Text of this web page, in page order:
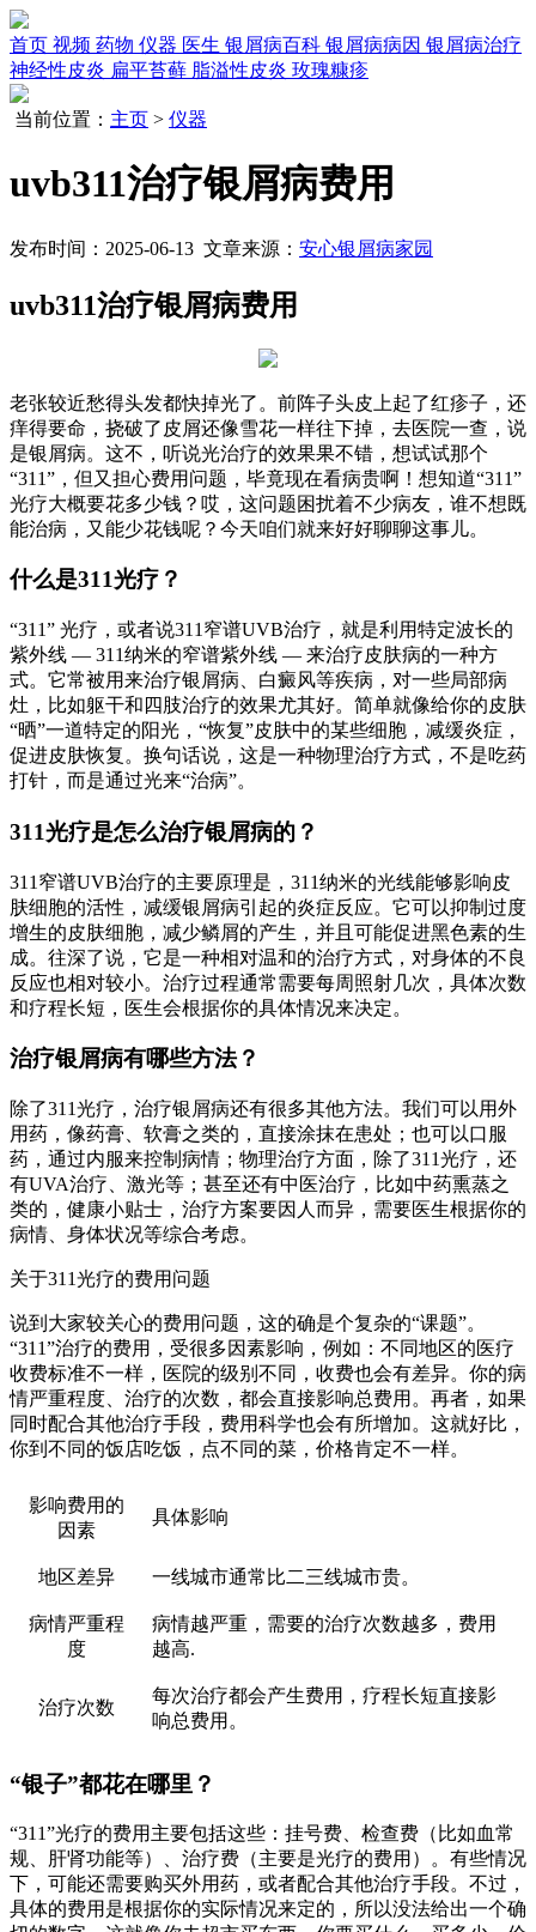
首页 视频 药物 仪器 医生 银屑病百科 银屑病病因 银屑病治疗
神经性皮炎 扁平苔藓 脂溢性皮炎 玫瑰糠疹
当前位置： 主页 > 仪器
uvb311治疗银屑病费用
发布时间：2025-06-13 文章来源： 安心银屑病家园
uvb311治疗银屑病费用
老张较近愁得头发都快掉光了。前阵子头皮上起了红疹子，还
痒得要命，挠破了皮屑还像雪花一样往下掉，去医院一查，说
是银屑病。这不，听说光治疗的效果果不错，想试试那个
“311”，但又担心费用问题，毕竟现在看病贵啊！想知道“311”
光疗大概要花多少钱？哎，这问题困扰着不少病友，谁不想既
能治病，又能少花钱呢？今天咱们就来好好聊聊这事儿。
什么是311光疗？
“311” 光疗，或者说311窄谱UVB治疗，就是利用特定波长的
紫外线 — 311纳米的窄谱紫外线 — 来治疗皮肤病的一种方
式。它常被用来治疗银屑病、白癜风等疾病，对一些局部病
灶，比如躯干和四肢治疗的效果尤其好。简单就像给你的皮肤
“晒”一道特定的阳光，“恢复”皮肤中的某些细胞，减缓炎症，
促进皮肤恢复。换句话说，这是一种物理治疗方式，不是吃药
打针，而是通过光来“治病”。
311光疗是怎么治疗银屑病的？
311窄谱UVB治疗的主要原理是，311纳米的光线能够影响皮
肤细胞的活性，减缓银屑病引起的炎症反应。它可以抑制过度
增生的皮肤细胞，减少鳞屑的产生，并且可能促进黑色素的生
成。往深了说，它是一种相对温和的治疗方式，对身体的不良
反应也相对较小。治疗过程通常需要每周照射几次，具体次数
和疗程长短，医生会根据你的具体情况来决定。
治疗银屑病有哪些方法？
除了311光疗，治疗银屑病还有很多其他方法。我们可以用外
用药，像药膏、软膏之类的，直接涂抹在患处；也可以口服
药，通过内服来控制病情；物理治疗方面，除了311光疗，还
有UVA治疗、激光等；甚至还有中医治疗，比如中药熏蒸之
类的，健康小贴士，治疗方案要因人而异，需要医生根据你的
病情、身体状况等综合考虑。
关于311光疗的费用问题
说到大家较关心的费用问题，这的确是个复杂的“课题”。
“311”治疗的费用，受很多因素影响，例如：不同地区的医疗
收费标准不一样，医院的级别不同，收费也会有差异。你的病
情严重程度、治疗的次数，都会直接影响总费用。再者，如果
同时配合其他治疗手段，费用科学也会有所增加。这就好比，
你到不同的饭店吃饭，点不同的菜，价格肯定不一样。
影响费用的
因素
具体影响
地区差异 一线城市通常比二三线城市贵。
病情严重程
度
病情越严重，需要的治疗次数越多，费用
越高.
治疗次数
每次治疗都会产生费用，疗程长短直接影
响总费用。
“银子”都花在哪里？
“311”光疗的费用主要包括这些：挂号费、检查费（比如血常
规、肝肾功能等）、治疗费（主要是光疗的费用）。有些情况
下，可能还需要购买外用药，或者配合其他治疗手段。不过，
具体的费用是根据你的实际情况来定的，所以没法给出一个确